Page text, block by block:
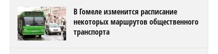
В Гомеле изменится расписание
некоторых маршрутов общественного
транспорта